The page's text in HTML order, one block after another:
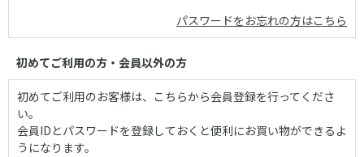
パスワードをお忘れの方はこちら
初めてご利用の方・会員以外の方
初めてご利用のお客様は、こちらから会員登録を行ってくださ
い。
会員IDとパスワードを登録しておくと便利にお買い物ができるよ
うになります。